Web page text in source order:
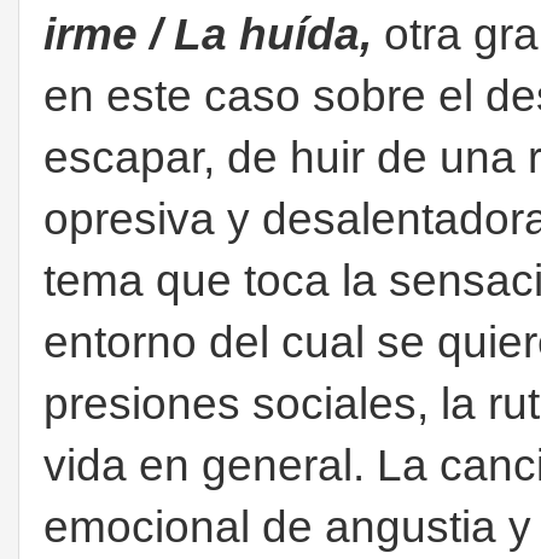
irme / La huída, otra
en este caso sobre el
escapar, de huir de una
opresiva y
tema que toca la
entorno del cual se
presiones sociales, la
vida en general. La
emocional de angustia